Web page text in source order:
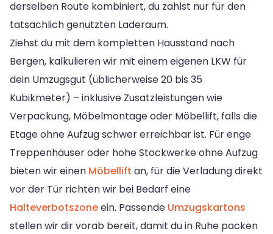
derselben Route kombiniert, du zahlst nur für den
tatsächlich genutzten Laderaum.
Ziehst du mit dem kompletten Hausstand nach
Bergen, kalkulieren wir mit einem eigenen LKW für
dein Umzugsgut (üblicherweise 20 bis 35
Kubikmeter) – inklusive Zusatzleistungen wie
Verpackung, Möbelmontage oder Möbellift, falls die
Etage ohne Aufzug schwer erreichbar ist. Für enge
Treppenhäuser oder hohe Stockwerke ohne Aufzug
bieten wir einen Möbellift an, für die Verladung direkt
vor der Tür richten wir bei Bedarf eine
Halteverbotszoneein. Passende Umzugskartons
stellen wir dir vorab bereit, damit du in Ruhe packen